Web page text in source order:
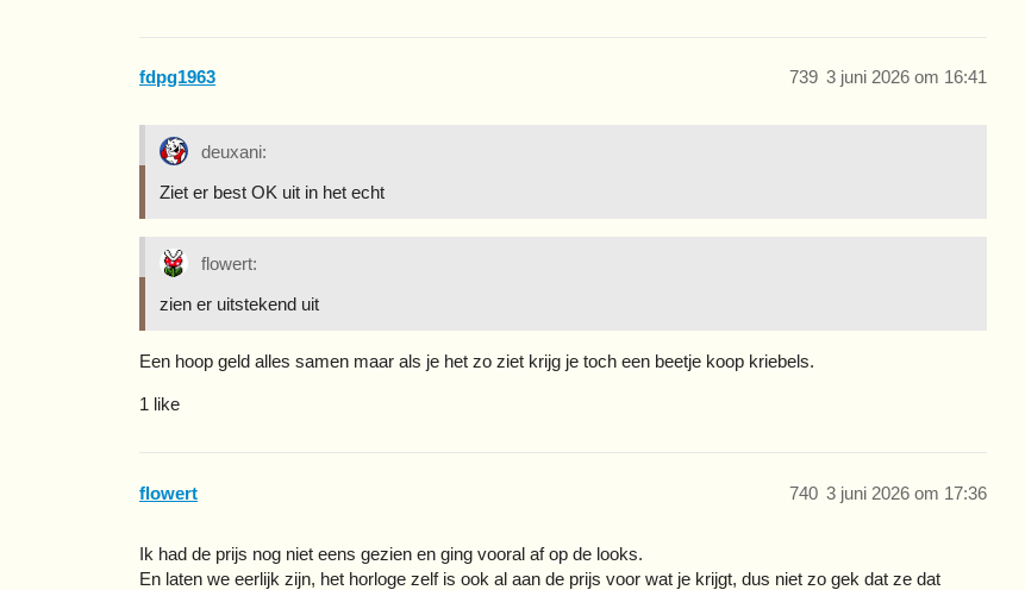
fdpg1963 3 juni 2026 om 16:41
739
deuxani:
Ziet er best OK uit in het echt
flowert:
zien er uitstekend uit
Een hoop geld alles samen maar als je het zo ziet krijg je toch een beetje koop kriebels.
1 like
flowert 3 juni 2026 om 17:36
740
Ik had de prijs nog niet eens gezien en ging vooral af op de looks.
En laten we eerlijk zijn, het horloge zelf is ook al aan de prijs voor wat je krijgt, dus niet zo gek dat ze dat